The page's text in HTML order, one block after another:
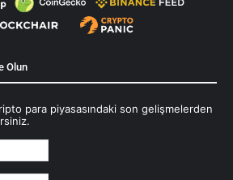
Olun
para piyasasındaki son gelişmelerden